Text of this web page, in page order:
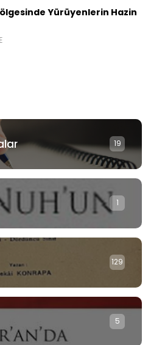
Yürüyenlerin Hazin
19
1
129
5